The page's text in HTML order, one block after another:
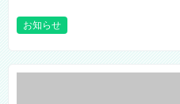
お知らせ